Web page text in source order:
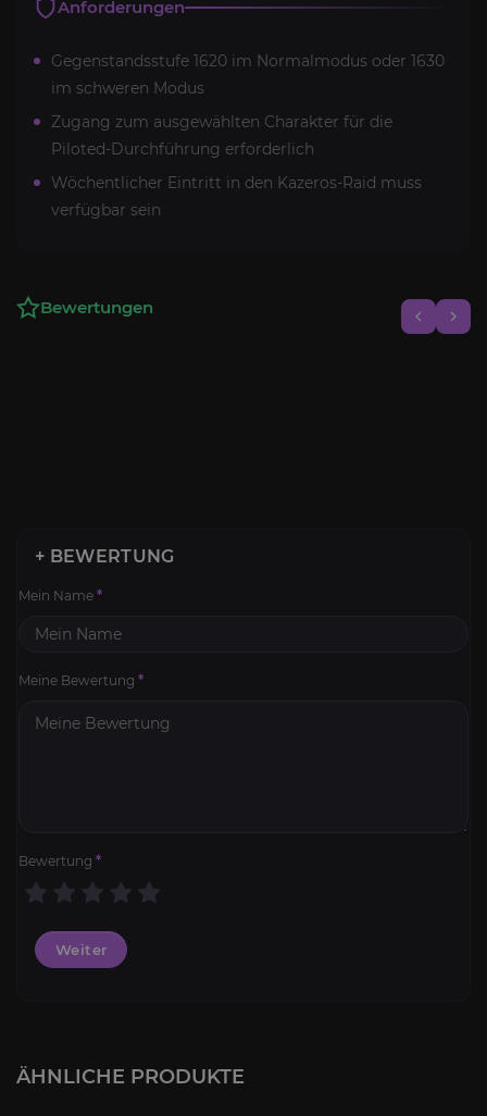
Anforderungen
Gegenstandsstufe 1620 im Normalmodus oder 1630
im schweren Modus
Zugang zum ausgewählten Charakter für die
Piloted-Durchführung erforderlich
Wöchentlicher Eintritt in den Kazeros-Raid muss
verfügbar sein
Bewertungen
+ BEWERTUNG
Mein Name *
Meine Bewertung *
Bewertung *
Weiter
ÄHNLICHE PRODUKTE